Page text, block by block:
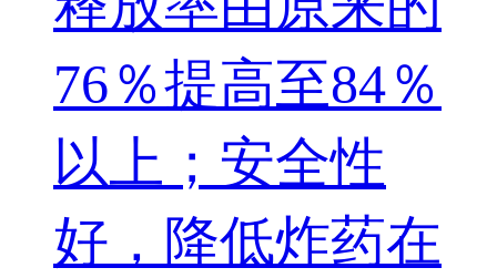
76％提高至84％
以上；安全性
好，降低炸药在